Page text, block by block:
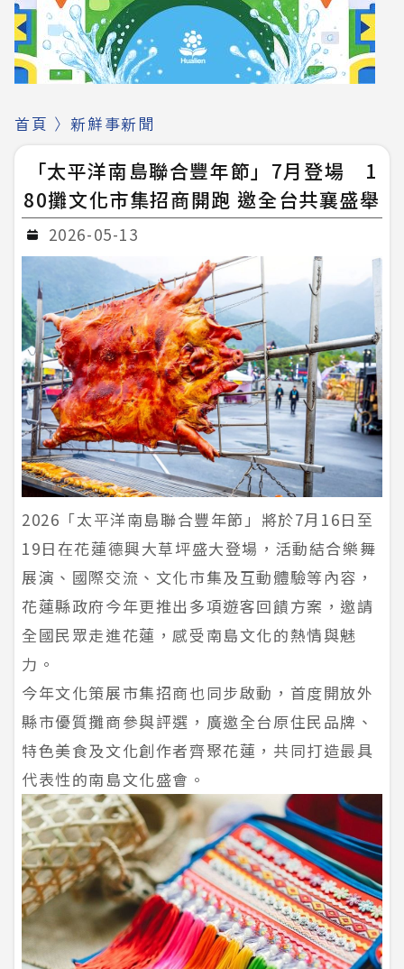
首頁 〉 新鮮事新聞
「太平洋南島聯合豐年節」7月登場 1
80攤文化市集招商開跑 邀全台共襄盛舉
2026-05-13
2026「太平洋南島聯合豐年節」將於7月16日至
19日在花蓮德興大草坪盛大登場，活動結合樂舞
展演、國際交流、文化市集及互動體驗等內容，
花蓮縣政府今年更推出多項遊客回饋方案，邀請
全國民眾走進花蓮，感受南島文化的熱情與魅
力。
今年文化策展市集招商也同步啟動，首度開放外
縣市優質攤商參與評選，廣邀全台原住民品牌、
特色美食及文化創作者齊聚花蓮，共同打造最具
代表性的南島文化盛會。